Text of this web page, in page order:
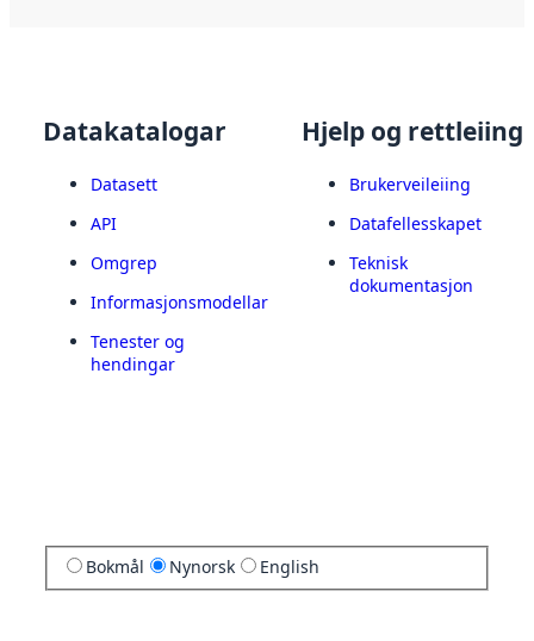
Datakatalogar
Datasett
API
Omgrep
Informasjonsmodellar
Tenester og
hendingar
Hjelp og rettleiing
Brukerveileiing
Datafellesskapet
Teknisk
dokumentasjon
Bokmål Nynorsk English